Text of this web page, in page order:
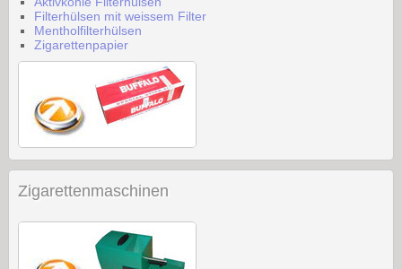
Filterhülsen mit weissem Filter
Mentholfilterhülsen
Zigarettenpapier
Zigarettenmaschinen